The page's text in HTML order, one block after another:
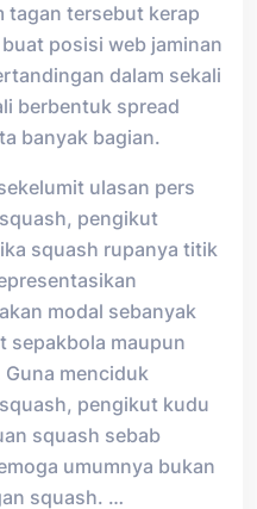
tagan tersebut kerap
posisi web jaminan
dalam sekali
berbentuk spread
banyak bagian.
ulasan pers
pengikut
squash rupanya titik
modal sebanyak
sepakbola maupun
menciduk
pengikut kudu
squash sebab
umumnya bukan
squash. …